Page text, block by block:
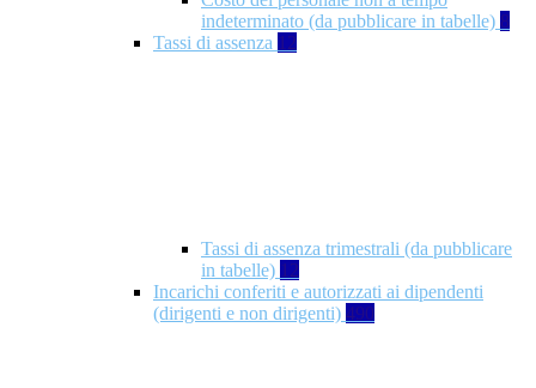
indeterminato (da pubblicare in tabelle) 8
Tassi di assenza 12
Tassi di assenza trimestrali (da pubblicare
in tabelle) 12
Incarichi conferiti e autorizzati ai dipendenti
(dirigenti e non dirigenti) 490